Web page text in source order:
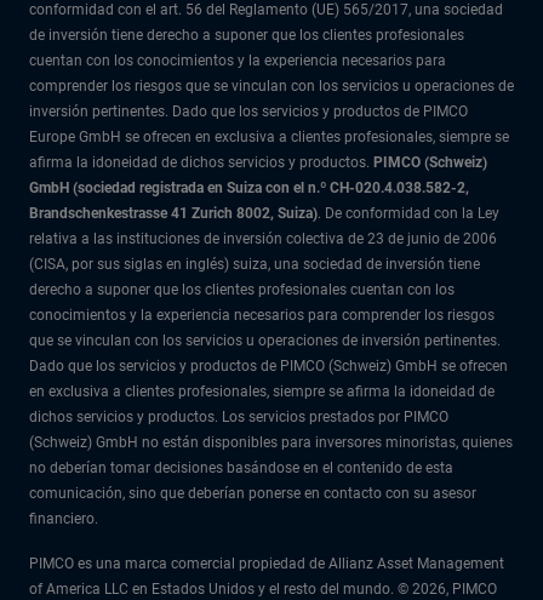
conformidad con el art. 56 del Reglamento (UE) 565/2017, una sociedad
de inversión tiene derecho a suponer que los clientes profesionales
cuentan con los conocimientos y la experiencia necesarios para
comprender los riesgos que se vinculan con los servicios u operaciones de
inversión pertinentes. Dado que los servicios y productos de PIMCO
Europe GmbH se ofrecen en exclusiva a clientes profesionales, siempre se
afirma la idoneidad de dichos servicios y productos. PIMCO (Schweiz)
GmbH (sociedad registrada en Suiza con el n.º CH-020.4.038.582-2,
Brandschenkestrasse 41 Zurich 8002, Suiza). De conformidad con la Ley
relativa a las instituciones de inversión colectiva de 23 de junio de 2006
(CISA, por sus siglas en inglés) suiza, una sociedad de inversión tiene
derecho a suponer que los clientes profesionales cuentan con los
conocimientos y la experiencia necesarios para comprender los riesgos
que se vinculan con los servicios u operaciones de inversión pertinentes.
Dado que los servicios y productos de PIMCO (Schweiz) GmbH se ofrecen
en exclusiva a clientes profesionales, siempre se afirma la idoneidad de
dichos servicios y productos. Los servicios prestados por PIMCO
(Schweiz) GmbH no están disponibles para inversores minoristas, quienes
no deberían tomar decisiones basándose en el contenido de esta
comunicación, sino que deberían ponerse en contacto con su asesor
financiero.
PIMCO es una marca comercial propiedad de Allianz Asset Management
of America LLC en Estados Unidos y el resto del mundo. © 2026, PIMCO